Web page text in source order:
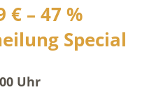
€ – 47 %
Special
Uhr